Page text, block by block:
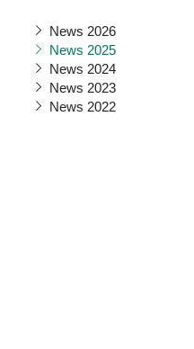
News 2026
News 2025
News 2024
News 2023
News 2022